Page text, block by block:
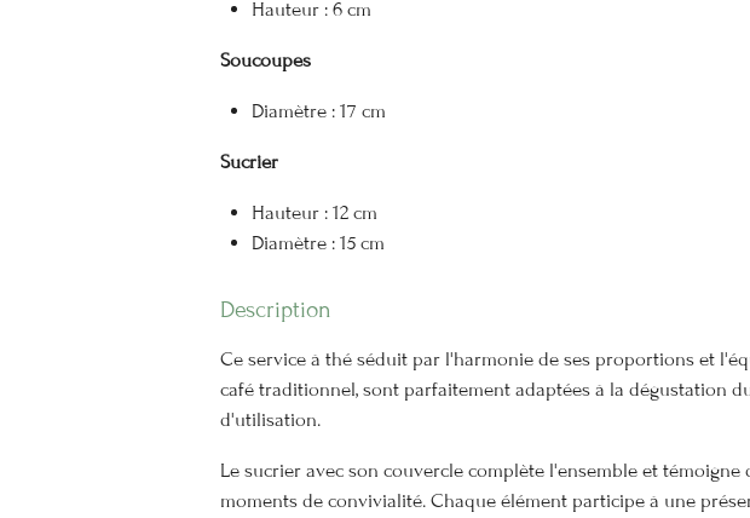
Hauteur : 6 cm
Soucoupes
Diamètre : 17 cm
Sucrier
Hauteur : 12 cm
Diamètre : 15 cm
Description
Ce service à thé séduit par l'harmonie de ses proportions et
café traditionnel, sont parfaitement adaptées à la dégustation
d'utilisation.
Le sucrier avec son couvercle complète l'ensemble et
moments de convivialité. Chaque élément participe à une